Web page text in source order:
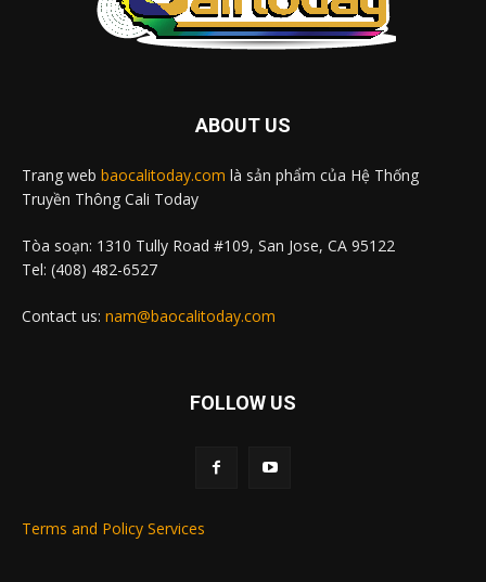
ABOUT US
Trang web baocalitoday.com là sản phẩm của Hệ Thống
Truyền Thông Cali Today
Tòa soạn: 1310 Tully Road #109, San Jose, CA 95122
Tel: (408) 482-6527
Contact us: nam@baocalitoday.com
FOLLOW US
Terms and Policy Services